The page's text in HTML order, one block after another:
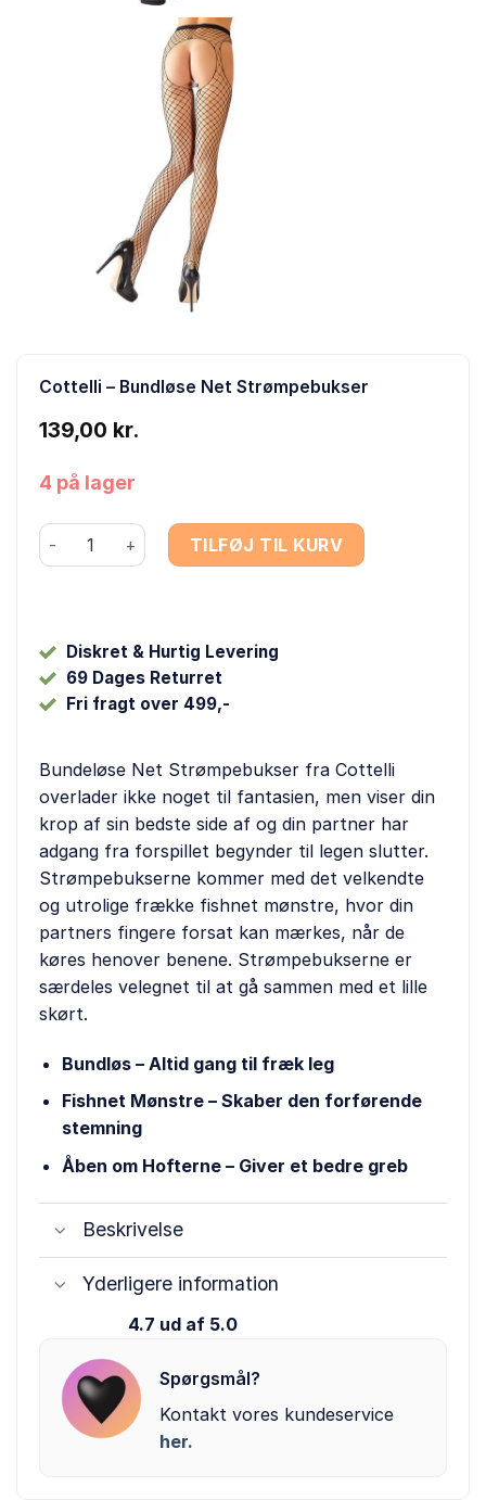
Cottelli – Bundløse Net Strømpebukser
139,00 kr.
4 på lager
Cottelli - Bundløse Net Strømpebukser antal
TILFØJ TIL KURV
Diskret & Hurtig Levering
69 Dages Returret
Fri fragt over 499,-
Bundeløse Net Strømpebukser fra Cottelli
overlader ikke noget til fantasien, men viser din
krop af sin bedste side af og din partner har
adgang fra forspillet begynder til legen slutter.
Strømpebukserne kommer med det velkendte
og utrolige frække fishnet mønstre, hvor din
partners fingere forsat kan mærkes, når de
køres henover benene. Strømpebukserne er
særdeles velegnet til at gå sammen med et lille
skørt.
Bundløs – Altid gang til fræk leg
Fishnet Mønstre – Skaber den forførende
stemning
Åben om Hofterne – Giver et bedre greb
Beskrivelse
Yderligere information
4.7 ud af 5.0
Spørgsmål?
Kontakt vores kundeservice
her.